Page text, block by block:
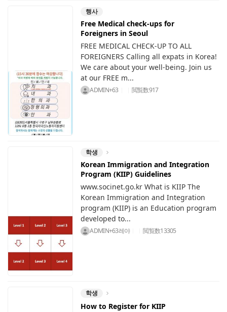
행사
Free Medical check-ups for
Foreigners in Seoul
FREE MEDICAL CHECK-UP TO ALL
FOREIGNERS Calling all expats in Korea!
We care about your well-being. Join us
at our FREE m...
ADMIN+63 閲覧数917
학생
Korean Immigration and Integration
Program (KIIP) Guidelines
www.socinet.go.kr What is KIIP The
Korean Immigration and Integration
program (KIIP) is an Education program
developed to...
ADMIN+63레야 閲覧数13305
학생
How to Register for KIIP